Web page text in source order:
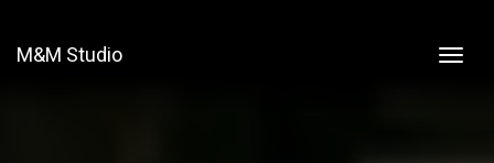
M&M Studio